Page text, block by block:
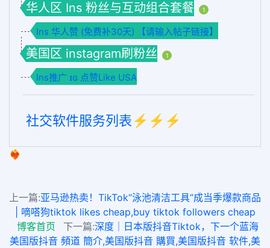
华人区 Ins 粉丝与互动组合套餐 1
Ins 华人赞 (免费补30天) 【请输入帖子链接】
美国区 instagram刷粉丝 1
Ins推广 ɪɢ 点赞Like USA
社交软件服务列表⚡️⚡️⚡️
❤️‍🔥
上一篇:亚马逊热卖！TikTok“泳池清洁工具”成当季爆款商品
| 嘀嗒狗tiktok likes cheap,buy tiktok followers cheap
博客首页
下一篇:深度｜日本版抖音Tiktok，下一个蓝海
美国版抖音 頻道 簡介,美国版抖音 購買,美国版抖音 软件,美